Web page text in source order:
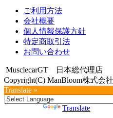
ご利用方法
会社概要
個人情報保護方針
特定商取引法
お問い合わせ
MusclecarGT 日本総代理店
Copyright(C) ManBloom株式会社
Translate »
Translate